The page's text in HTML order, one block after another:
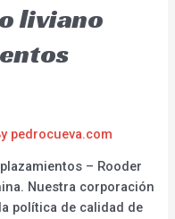
liviano
pedrocueva.com
– Rooder
Nuestra corporación
política de calidad de